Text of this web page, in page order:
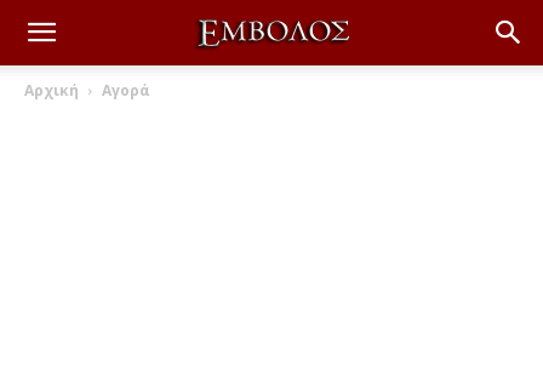
Αρχική Αγορά